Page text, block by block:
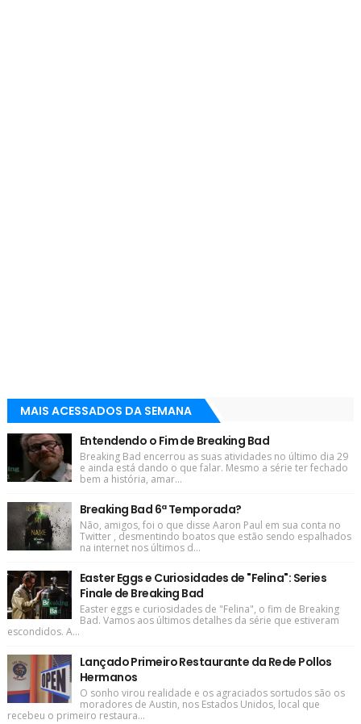
MAIS ACESSADOS DA SEMANA
Entendendo o Fim de Breaking Bad
Breaking Bad encerrou as suas atividades no último dia 29
e ainda está dando o que falar. Mesmo a série ter fechado
bem a história, amar...
Breaking Bad 6ª Temporada?
Não, amigos, foi o que disse Aaron Paul em sua conta no
Twitter , desmentindo boatos que estão sendo espalhados
na internet nos últimos d...
Easter Eggs e Curiosidades de "Felina": Series
Finale de Breaking Bad
Easter eggs e curiosidades de "Felina", o fim de Breaking
Bad. Vamos aos últimos detalhes da série que estiveram
escondidos. A...
Lançado Primeiro Restaurante da Rede Pollos
Hermanos
O sonho virou realidade e os agraciados sortudos são os
moradores de Austin, nos Estados Unidos, local que
recebeu o primeiro restaura...